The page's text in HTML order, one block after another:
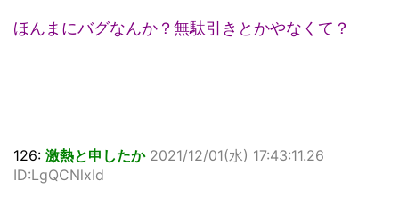
ほんまにバグなんか？無駄引きとかやなくて？
126: 激熱と申したか 2021/12/01(水) 17:43:11.26
ID:LgQCNlxId